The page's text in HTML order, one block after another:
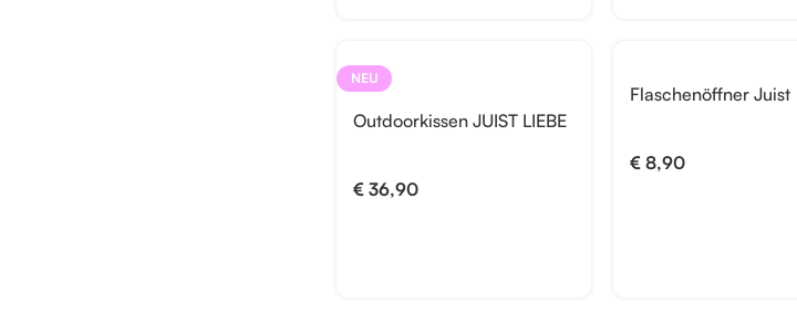
NEU
Outdoorkissen JUIST LIEBE
€ 36,90
Flaschenöffner Juist
€8,90